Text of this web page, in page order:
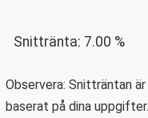
Snittränta: 7.00 %
Observera: Snitträntan
baserat på dina uppgifter.